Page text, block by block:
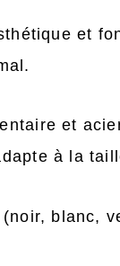
et
et
à la
blanc,